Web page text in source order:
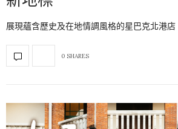
展現蘊含歷史及在地情調風格的星巴克北港店
0 SHARES